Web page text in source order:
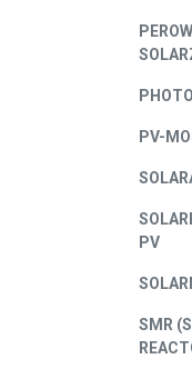
PV-
PV
SMR